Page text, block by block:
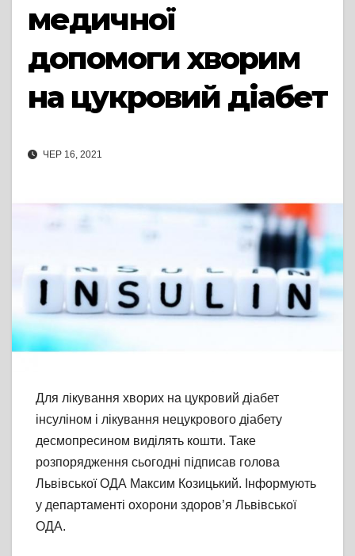
медичної
допомоги хворим
на цукровий діабет
ЧЕР 16, 2021
Для лікування хворих на цукровий діабет
інсуліном і лікування нецукрового діабету
десмопресином виділять кошти. Таке
розпорядження сьогодні підписав голова
Львівської ОДА Максим Козицький. Інформують
у департаменті охорони здоров’я Львівської
ОДА.